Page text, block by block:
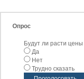
Опрос
Будут ли расти
Да
Нет
Трудно сказать